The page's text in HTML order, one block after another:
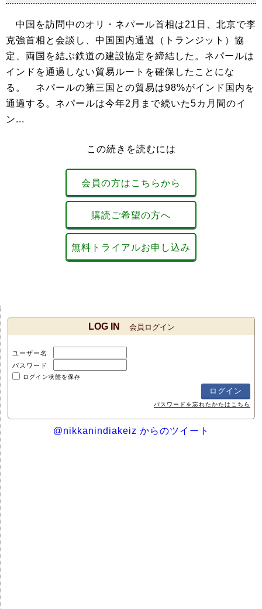
中国を訪問中のオリ・ネパール首相は21日、北京で李
克強首相と会談し、中国国内通過（トランジット）協
定、両国を結ぶ鉄道の建設協定を締結した。ネパールは
インドを通過しない貿易ルートを確保したことにな
る。 ネパールの第三国との貿易は98%がインド国内を
通過する。ネパールは今年2月まで続いた5カ月間のイ
ン...
この続きを読むには
会員の方はこちらから
購読ご希望の方へ
無料トライアルお申し込み
LOG IN 会員ログイン
ユーザー名
パスワード
ログイン状態を保存
パスワードを忘れたかたはこちら
@nikkanindiakeiz からのツイート